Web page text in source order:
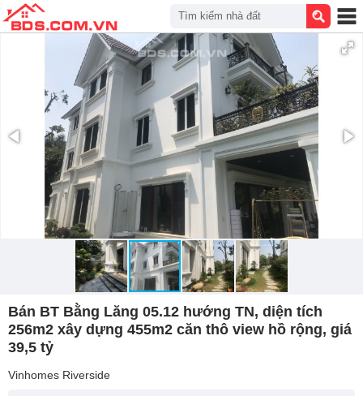
Bán BT Bằng Lăng 05.12 hướng TN, diện tích
256m2 xây dựng 455m2 căn thô view hồ rộng, giá
39,5 tỷ
Vinhomes Riverside
Tìm kiếm nhà đất